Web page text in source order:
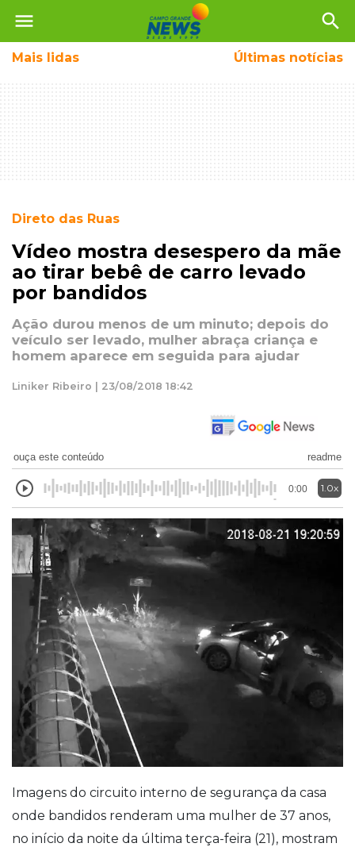
menu search
Mais lidas Últimas notícias
Direto das Ruas
Vídeo mostra desespero da mãe
ao tirar bebê de carro levado
por bandidos
Ação durou menos de um minuto; depois do
veículo ser levado, mulher abraça criança e
homem aparece em seguida para ajudar
Liniker Ribeiro | 23/08/2018 18:42
ouça este conteúdo readme
0:00 1.0x
Imagens do circuito interno de segurança da casa
onde bandidos renderam uma mulher de 37 anos,
no início da noite da última terça-feira (21), mostram